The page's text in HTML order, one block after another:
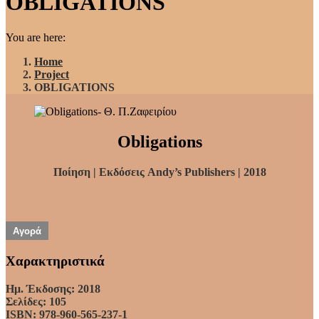
You are here:
Home
Project
OBLIGATIONS
Obligations
Ποίηση | Εκδόσεις Andy’s Publishers | 2018
Αγορά
Χαρακτηριστικά
Ημ. Έκδοσης: 2018
Σελίδες: 105
ISBN: 978-960-565-237-1